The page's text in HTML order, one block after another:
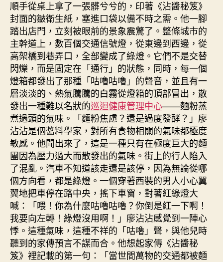
順手從桌上拿了一張髒兮兮的，印著《沾醬秘笈》
封面的皺衛生紙，塞進口袋以備不時之需。他一腳
踏出店門，立刻被眼前的景象震驚了。整條城市的
主幹道上，數百個交通信號燈，從東邊到西邊，從
高架橋到巷弄口，全部變成了綠燈。它們不是交替
閃爍，而是固定在「通行」的狀態，同時，每一個
燈箱都發出了那種「咕嚕咕嚕」的聲音，並且有一
層淡淡的、熱氣騰騰的白霧從燈箱的頂部冒出，散
發出一種難以名狀的巡迴健康管理中心——麵粉蒸
煮過頭的氣味。「麵粉焦慮？還是過度發酵？」廖
沾沾是個醬料學家，對所有食物相關的氣味都極度
敏感。他聞出來了，這是一種只有在極度巨大的麵
團因為壓力過大而散發出的氣味。街上的行人陷入
了混亂。汽車不知道該走還是該停，因為無論從哪
個方向看，都是綠燈。一個穿著西裝的男人小心翼
翼地把車停在路中央，搖下車窗，對著紅綠燈大
喊：「喂！你為什麼咕嚕咕嚕？你倒是紅一下啊！
我要向左轉！綠燈沒用啊！」廖沾沾感覺到一陣心
悸。這種氣味，這種不祥的「咕嚕」聲，與他兒時
聽到的家傳預言不謀而合。他想起家傳《沾醬秘
笈》裡記載的第一句：「當世間萬物的交通都被麵